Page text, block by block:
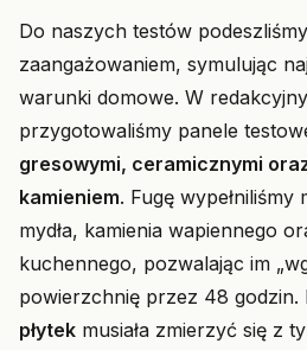
Do naszych testów
zaangażowaniem, symulując
warunki domowe. W
przygotowaliśmy panele
gresowymi, ceramicznymi
kamieniem. Fugę wypełniliśmy
mydła, kamienia wapiennego
kuchennego, pozwalając im
powierzchnię przez 48 godzin.
płytek musiała zmierzyć się z